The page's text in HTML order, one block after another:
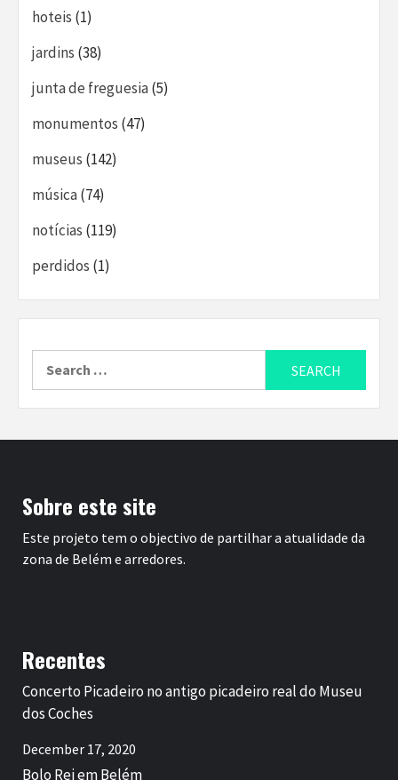
hoteis (1)
jardins (38)
junta de freguesia(5)
monumentos (47)
museus (142)
música(74)
notícias (119)
perdidos (1)
Sobre este site
Este projeto tem o objectivo de partilhar a atualidade da
zona de Belém e arredores.
Recentes
Concerto Picadeiro no antigo picadeiro real do Museu
dos Coches
December 17, 2020
Bolo Rei em Belém